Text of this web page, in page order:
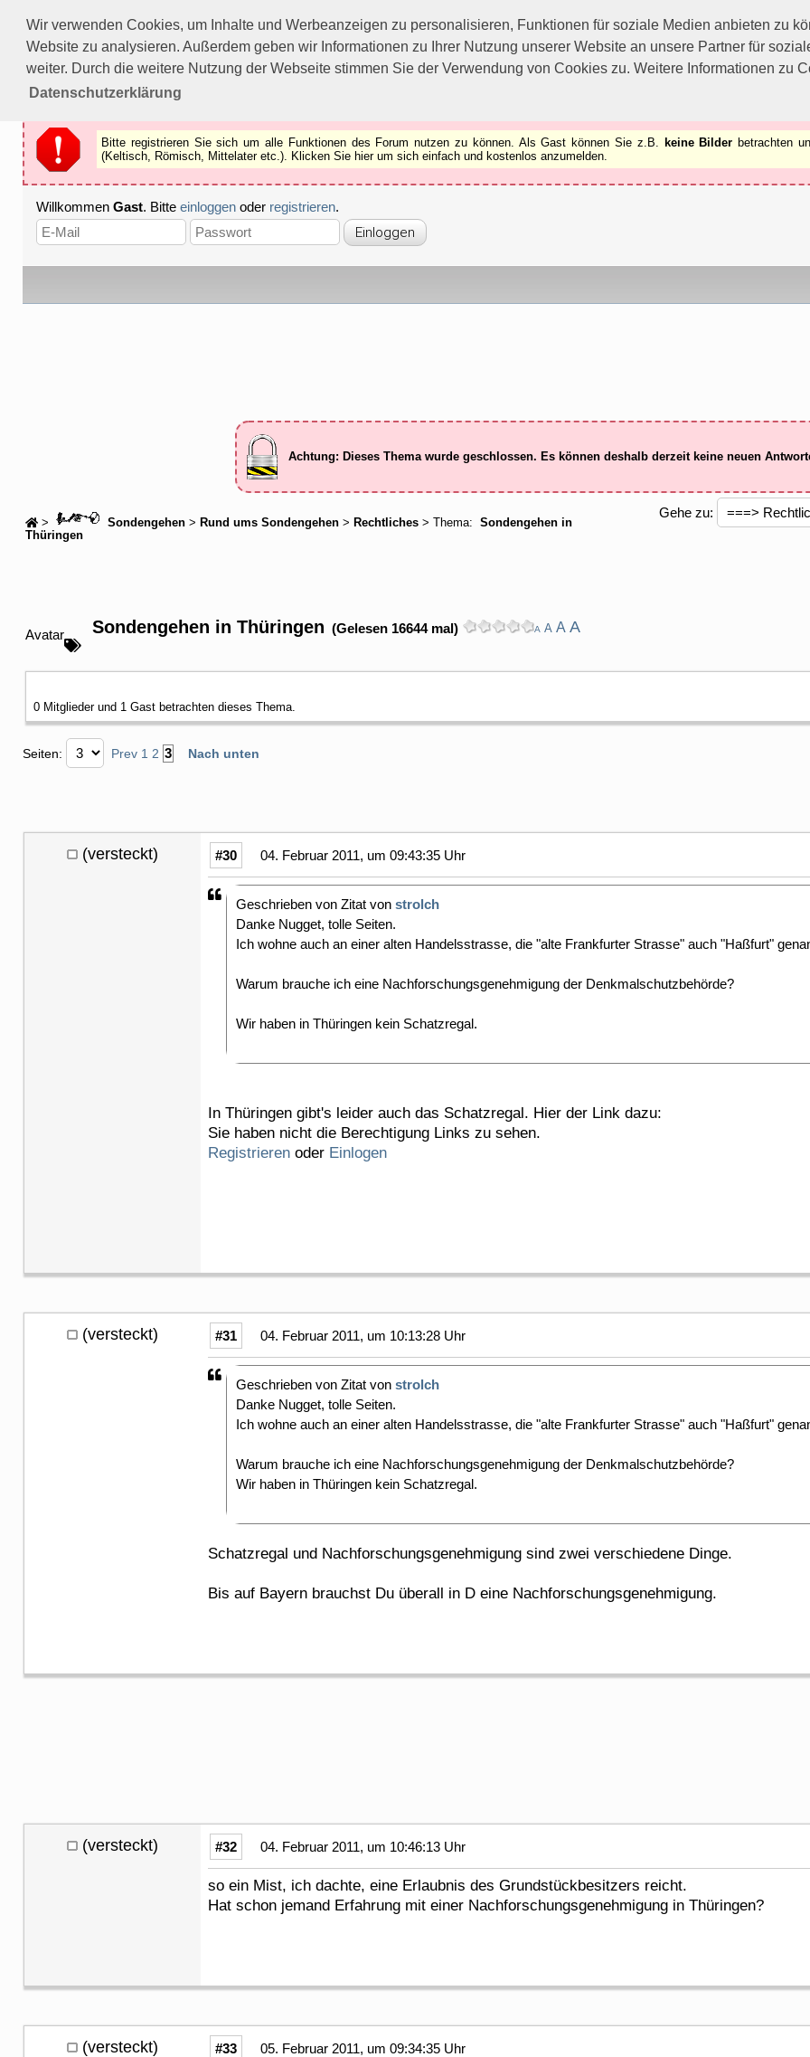
Wir verwenden Cookies, um Inhalte und Werbeanzeigen zu personalisieren, Funktionen für soziale Medien anbieten zu
Website zu analysieren. Außerdem geben wir Informationen zu Ihrer Nutzung unserer Website an unsere Partner für
weiter. Durch die weitere Nutzung der Webseite stimmen Sie der Verwendung von Cookies zu. Weitere Informationen zu
Datenschutzerklärung
Bitte registrieren Sie sich um alle Funktionen des Forums nutzen zu können.
Als Gast können Sie z.B.keine Bilderbetrachten.
Registrieren
Schliessen
Bitte registrieren Sie sich um alle Funktionen des Forum nutzen zu können. Als Gast können Sie z.B. keine Bilder betrachten
(Keltisch, Römisch, Mittelater etc.). Klicken Sie hier um sich einfach und kostenlos anzumelden.
Willkommen Gast. Bitte einloggen oder registrieren.
Achtung: Dieses Thema wurde geschlossen. Es können deshalb derzeit keine neuen
> Sondengehen > Rund ums Sondengehen > Rechtliches > Thema:
Sondengehen in
Thüringen
Gehe zu:
Avatar Sondengehen in Thüringen (Gelesen 16644 mal) A A A A
0 Mitglieder und 1 Gast betrachten dieses Thema.
Seiten: Prev 1 2 3 Nach unten
(versteckt) #30 04. Februar 2011, um 09:43:35 Uhr
Geschrieben von Zitat von strolch
Danke Nugget, tolle Seiten.
Ich wohne auch an einer alten Handelsstrasse, die "alte Frankfurter Strasse" auch "Haßfurt"
Warum brauche ich eine Nachforschungsgenehmigung der Denkmalschutzbehörde?
Wir haben in Thüringen kein Schatzregal.
In Thüringen gibt's leider auch das Schatzregal. Hier der Link dazu:
Sie haben nicht die Berechtigung Links zu sehen.
Registrieren oder Einlogen
(versteckt) #31 04. Februar 2011, um 10:13:28 Uhr
Geschrieben von Zitat von strolch
Danke Nugget, tolle Seiten.
Ich wohne auch an einer alten Handelsstrasse, die "alte Frankfurter Strasse" auch "Haßfurt"
Warum brauche ich eine Nachforschungsgenehmigung der Denkmalschutzbehörde?
Wir haben in Thüringen kein Schatzregal.
Schatzregal und Nachforschungsgenehmigung sind zwei verschiedene Dinge.
Bis auf Bayern brauchst Du überall in D eine Nachforschungsgenehmigung.
(versteckt) #32 04. Februar 2011, um 10:46:13 Uhr
so ein Mist, ich dachte, eine Erlaubnis des Grundstückbesitzers reicht.
Hat schon jemand Erfahrung mit einer Nachforschungsgenehmigung in Thüringen?
(versteckt) #33 05. Februar 2011, um 09:34:35 Uhr